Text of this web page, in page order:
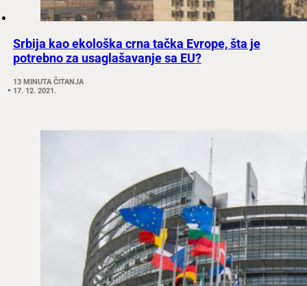
Srbija kao ekološka crna tačka Evrope, šta je
potrebno za usaglašavanje sa EU?
13 MINUTA ČITANJA
17. 12. 2021.